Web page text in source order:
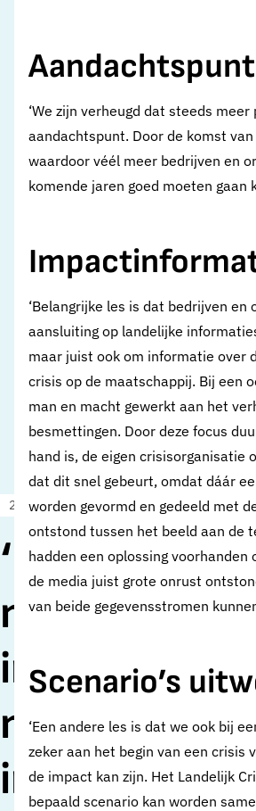
‘Mogelijke
impact
meenemen
23 april 2024 Nieuws
‘We zijn verheugd dat steeds
aandachtspunt. Door de komst
waardoor véél meer bedrijven en
komende jaren goed moeten gaan
‘Belangrijke les is dat bedrijven
aansluiting op landelijke
maar juist ook om informatie over
crisis op de maatschappij. Bij een
man en macht gewerkt aan het
besmettingen. Door deze focus
hand is, de eigen crisisorganisatie
dat dit snel gebeurt, omdat dáár
worden gevormd en gedeeld met
ontstond tussen het beeld aan de
hadden een oplossing
de media juist grote onrust
van beide gegevensstromen
Scenario’s
‘Een andere les is dat we ook bij
zeker aan het begin van een crisis
de impact kan zijn. Het Landelijk
bepaald scenario kan worden